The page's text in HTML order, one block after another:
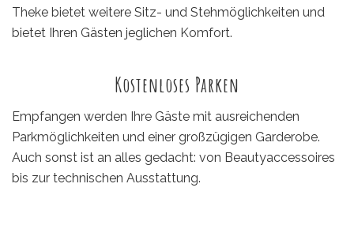
Theke bietet weitere Sitz- und Stehmöglichkeiten und
bietet Ihren Gästen jeglichen Komfort.
Kostenloses Parken
Empfangen werden Ihre Gäste mit ausreichenden
Parkmöglichkeiten und einer großzügigen Garderobe.
Auch sonst ist an alles gedacht: von Beautyaccessoires
bis zur technischen Ausstattung.